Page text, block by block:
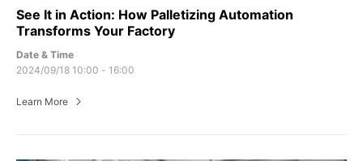
See It in Action: How Palletizing Automation
Transforms Your Factory
Date & Time
2024/09/18 10:00 - 16:00
Learn More